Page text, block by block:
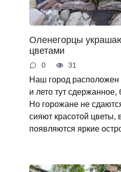
Оленегорцы
цветами
0 31
Наш город расположен
и лето тут сдержанное,
Но горожане не
сияют красотой цветы,
появляются яркие